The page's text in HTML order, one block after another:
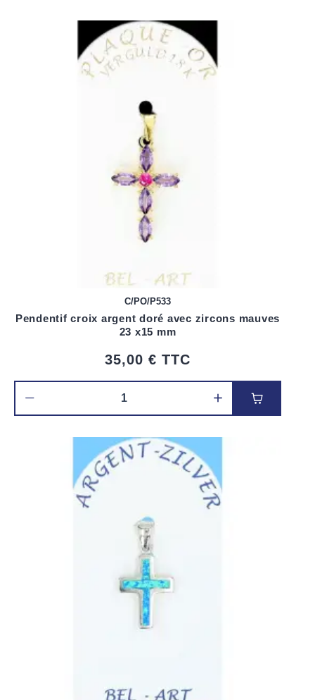
C/PO/P533
Pendentif croix argent doré avec zircons mauves
23 x15 mm
35,00 € TTC
Ajouter au